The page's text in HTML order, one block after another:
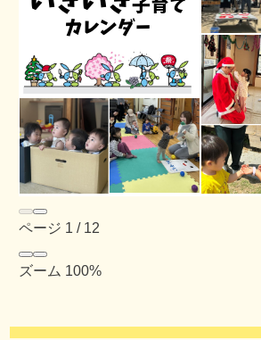
ページ 1 / 12
ズーム 100%